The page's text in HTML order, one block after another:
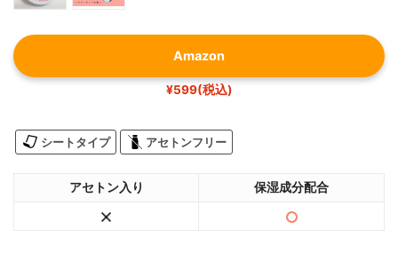
Amazon
¥599(税込)
シートタイプ アセトンフリー
アセトン入り 保湿成分配合